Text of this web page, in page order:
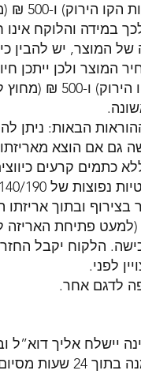
חזרה 250 ₪
במידה והלוקח אינו
המוצר, יש להבין
המוצר ולכן ייתכן
250 ₪ (בגבולות הקו
הבאות: ניתן
מהרכישה גם אם הוצא
כתמים קרעים
בצירוף ובתוך
פתיחת האריזה
הלקוח יקבל החזר
לפני.
לדגם אחר.
יישלח אליך דוא”ל
ההזמנה ומספר הזמנה